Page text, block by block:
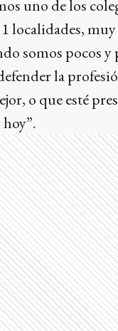
uno de los
localidades,
somos pocos y
la
o que esté